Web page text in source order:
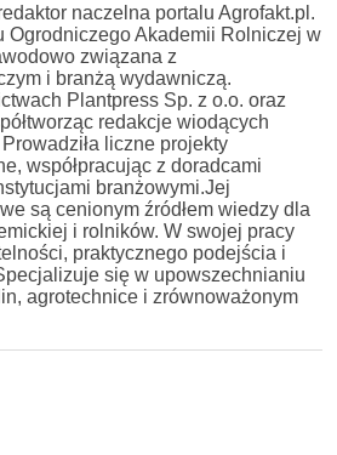
naczelna portalu Agrofakt.pl.
Ogrodniczego Akademii Rolniczej w
związana z
i branżą wydawniczą.
Plantpress Sp. z o.o. oraz
redakcje wiodących
liczne projekty
współpracując z doradcami
branżowymi.Jej
są cenionym źródłem wiedzy dla
i rolników. W swojej pracy
praktycznego podejścia i
się w upowszechnianiu
agrotechnice i zrównoważonym